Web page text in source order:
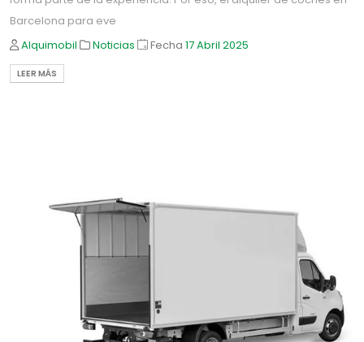
Barcelona para eve
Alquimobil
Noticias Fecha 17 Abril 2025
LEER MÁS